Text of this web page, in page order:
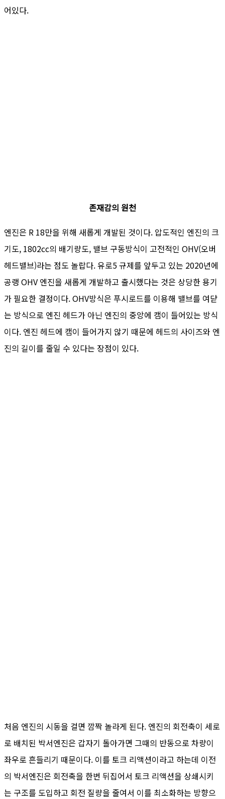
어있다.
존재감의 원천
엔진은 R 18만을 위해 새롭게 개발된 것이다. 압도적인 엔진의 크
기도, 1802cc의 배기량도, 밸브 구동방식이 고전적인 OHV(오버
헤드밸브)라는 점도 놀랍다. 유로5 규제를 앞두고 있는 2020년에
공랭 OHV 엔진을 새롭게 개발하고 출시했다는 것은 상당한 용기
가 필요한 결정이다. OHV방식은 푸시로드를 이용해 밸브를 여닫
는 방식으로 엔진 헤드가 아닌 엔진의 중앙에 캠이 들어있는 방식
이다. 엔진 헤드에 캠이 들어가지 않기 때문에 헤드의 사이즈와 엔
진의 길이를 줄일 수 있다는 장점이 있다.
처음 엔진의 시동을 걸면 깜짝 놀라게 된다. 엔진의 회전축이 세로
로 배치된 박서엔진은 갑자기 돌아가면 그때의 반동으로 차량이
좌우로 흔들리기 때문이다. 이를 토크 리액션이라고 하는데 이전
의 박서엔진은 회전축을 한번 뒤집어서 토크 리액션을 상쇄시키
는 구조를 도입하고 회전 질량을 줄여서 이를 최소화하는 방향으